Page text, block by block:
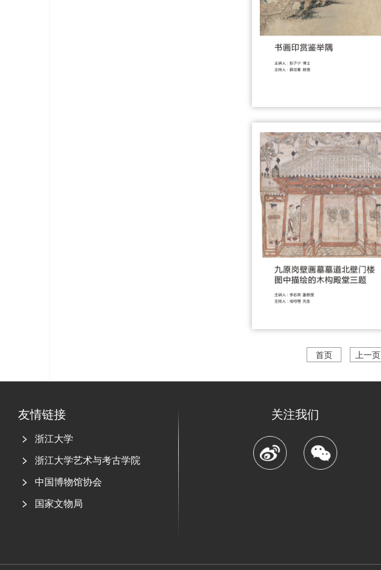
首页 上一页
友情链接
浙江大学
浙江大学艺术与考古学院
中国博物馆协会
国家文物局
关注我们